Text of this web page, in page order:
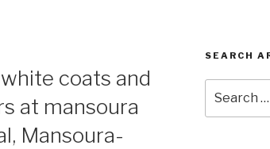
coats and
at mansoura
Mansoura-
SEARCH
for: